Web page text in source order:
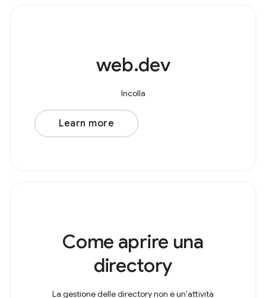
web.dev
Incolla
Learn more
Come aprire una
directory
La gestione delle directory non è un'attività